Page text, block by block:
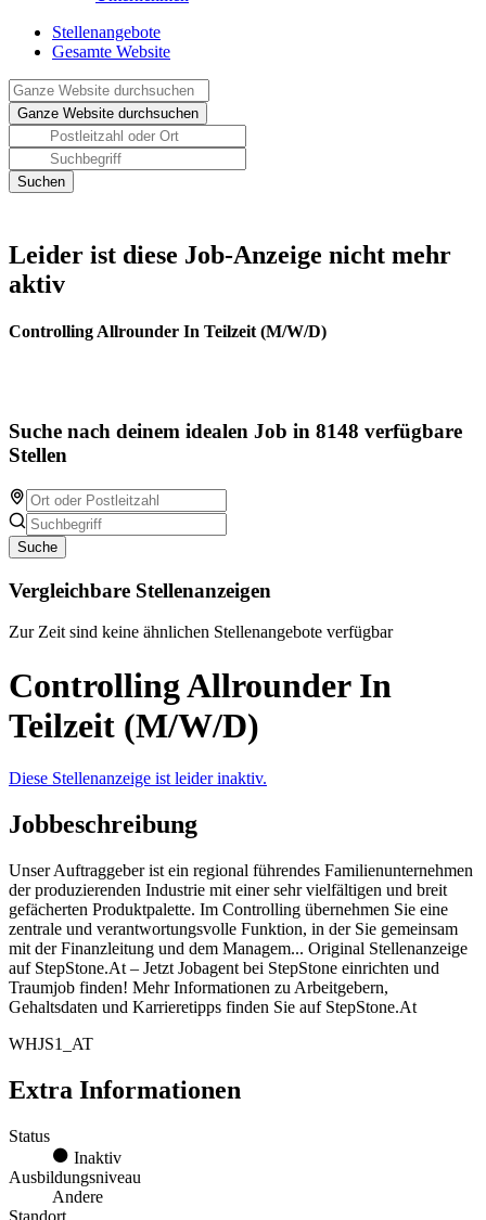
Stellenangebote
Gesamte Website
Leider ist diese Job-Anzeige nicht mehr
aktiv
Controlling Allrounder In Teilzeit (M/W/D)
Suche nach deinem idealen Job in 8148 verfügbare
Stellen
Suche
Vergleichbare Stellenanzeigen
Zur Zeit sind keine ähnlichen Stellenangebote verfügbar
Controlling Allrounder In
Teilzeit (M/W/D)
Diese Stellenanzeige ist leider inaktiv.
Jobbeschreibung
Unser Auftraggeber ist ein regional führendes Familienunternehmen
der produzierenden Industrie mit einer sehr vielfältigen und breit
gefächerten Produktpalette. Im Controlling übernehmen Sie eine
zentrale und verantwortungsvolle Funktion, in der Sie gemeinsam
mit der Finanzleitung und dem Managem... Original Stellenanzeige
auf StepStone.At – Jetzt Jobagent bei StepStone einrichten und
Traumjob finden! Mehr Informationen zu Arbeitgebern,
Gehaltsdaten und Karrieretipps finden Sie auf StepStone.At
WHJS1_AT
Extra Informationen
Status
Inaktiv
Ausbildungsniveau
Andere
Standort